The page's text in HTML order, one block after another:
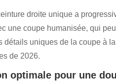
droite unique a
une coupe humanisée, qui
uniques de la coupe à
de 2026.
optimale pour une